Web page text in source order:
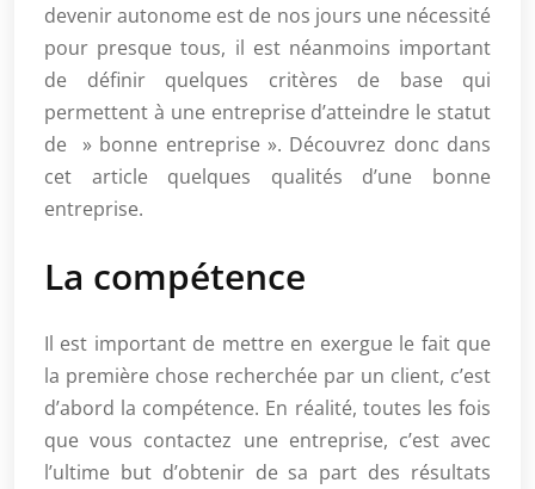
devenir autonome est de nos jours une nécessité
pour presque tous, il est néanmoins important
de définir quelques critères de base qui
permettent à une entreprise d’atteindre le statut
de » bonne entreprise ». Découvrez donc dans
cet article quelques qualités d’une bonne
entreprise.
La compétence
Il est important de mettre en exergue le fait que
la première chose recherchée par un client, c’est
d’abord la compétence. En réalité, toutes les fois
que vous contactez une entreprise, c’est avec
l’ultime but d’obtenir de sa part des résultats